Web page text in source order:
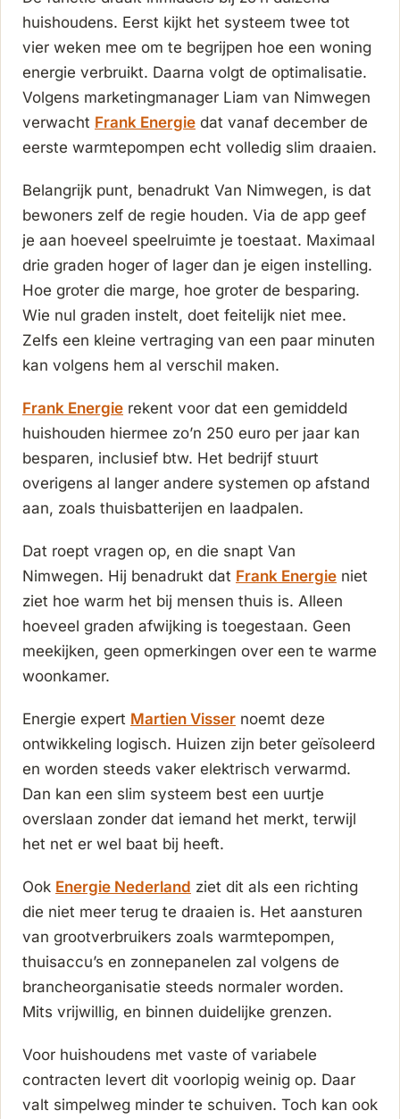
huishoudens. Eerst kijkt het systeem twee tot
vier weken mee om te begrijpen hoe een woning
energie verbruikt. Daarna volgt de optimalisatie.
Volgens marketingmanager Liam van Nimwegen
verwacht Frank Energie dat vanaf december de
eerste warmtepompen echt volledig slim draaien.
Belangrijk punt, benadrukt Van Nimwegen, is dat
bewoners zelf de regie houden. Via de app geef
je aan hoeveel speelruimte je toestaat. Maximaal
drie graden hoger of lager dan je eigen instelling.
Hoe groter die marge, hoe groter de besparing.
Wie nul graden instelt, doet feitelijk niet mee.
Zelfs een kleine vertraging van een paar minuten
kan volgens hem al verschil maken.
Frank Energie rekent voor dat een gemiddeld
huishouden hiermee zo’n 250 euro per jaar kan
besparen, inclusief btw. Het bedrijf stuurt
overigens al langer andere systemen op afstand
aan, zoals thuisbatterijen en laadpalen.
Dat roept vragen op, en die snapt Van
Nimwegen. Hij benadrukt dat Frank Energie niet
ziet hoe warm het bij mensen thuis is. Alleen
hoeveel graden afwijking is toegestaan. Geen
meekijken, geen opmerkingen over een te warme
woonkamer.
Energie expert Martien Visser noemt deze
ontwikkeling logisch. Huizen zijn beter geïsoleerd
en worden steeds vaker elektrisch verwarmd.
Dan kan een slim systeem best een uurtje
overslaan zonder dat iemand het merkt, terwijl
het net er wel baat bij heeft.
Ook Energie Nederland ziet dit als een richting
die niet meer terug te draaien is. Het aansturen
van grootverbruikers zoals warmtepompen,
thuisaccu’s en zonnepanelen zal volgens de
brancheorganisatie steeds normaler worden.
Mits vrijwillig, en binnen duidelijke grenzen.
Voor huishoudens met vaste of variabele
contracten levert dit voorlopig weinig op. Daar
valt simpelweg minder te schuiven. Toch kan ook